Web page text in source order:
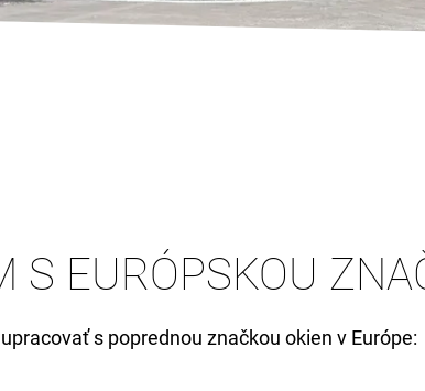
S EURÓPSKOU
s poprednou značkou okien v Európe: